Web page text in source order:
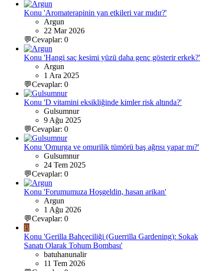
Konu 'Aromaterapinin yan etkileri var mıdır?'
Argun
22 Mar 2026
💬Cevaplar: 0
Konu 'Hangi saç kesimi yüzü daha genç gösterir erkek?'
Argun
1 Ara 2025
💬Cevaplar: 0
Konu 'D vitamini eksikliğinde kimler risk altında?'
Gulsumnur
9 Ağu 2025
💬Cevaplar: 0
Konu 'Omurga ve omurilik tümörü baş ağrısı yapar mı?'
Gulsumnur
24 Tem 2025
💬Cevaplar: 0
Konu 'Forumumuza Hoşgeldin, hasan arikan'
Argun
1 Ağu 2026
💬Cevaplar: 0
B
Konu 'Gerilla Bahçeciliği (Guerrilla Gardening): Sokak
Sanatı Olarak Tohum Bombası'
batuhanunalir
11 Tem 2026